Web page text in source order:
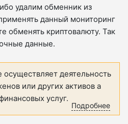
удалим обменник из
данный мониторинг
обменять криптовалюту. Так
данные.
осуществляет деятельность
или других активов а
услуг.
Подробнее